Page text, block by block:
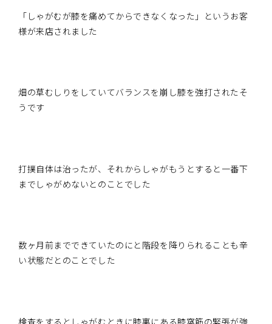
「しゃがむが膝を痛めてからできなくなった」というお客
様が来店されました
畑の草むしりをしていてバランスを崩し膝を強打されたそ
うです
打撲自体は治ったが、それからしゃがもうとすると一番下
までしゃがめないとのことでした
数ヶ月前までできていたのにと階段を降りられることも辛
い状態だとのことでした
検査をするとしゃがむときに膝裏にある膝窩筋の緊張が強